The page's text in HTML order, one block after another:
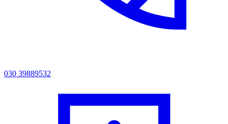
030 39889532